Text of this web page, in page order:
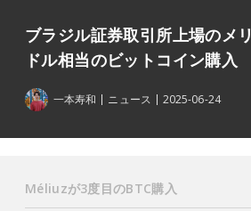
ブラジル証券取引所上場のメ
ドル相当のビットコイン購入
一本寿和 ニュース 2025-06-24
Méliuzが3度目のBTC購入